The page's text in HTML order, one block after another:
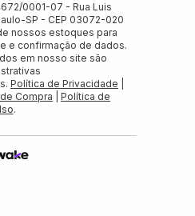
0001-07 - Rua Luis
SP - CEP 03072-020
nossos estoques para
e confirmação de dados.
em nosso site são
Política de Privacidade
Compra
Política de
.